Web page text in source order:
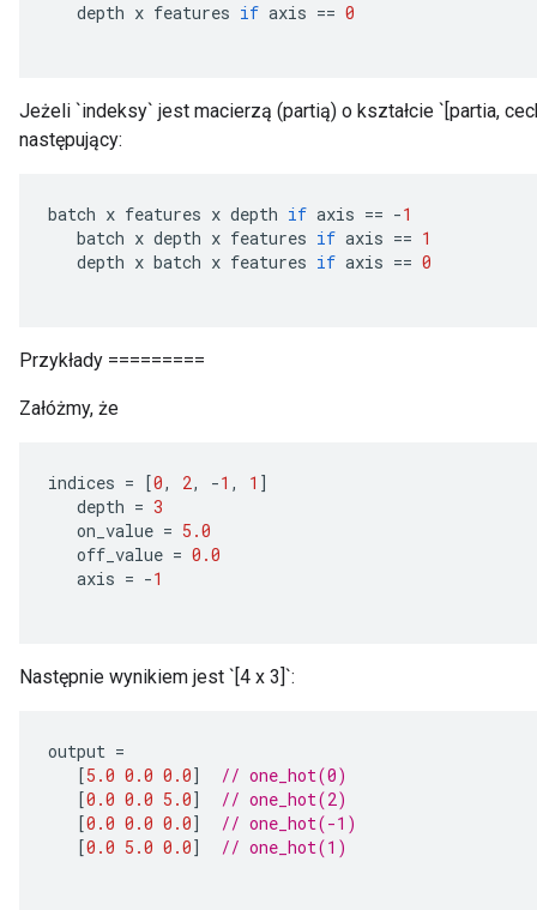
depth x features if axis == 0
Jeżeli `indeksy` jest macierzą (partią) o kształcie `[partia,
następujący:
batch x features x depth if axis == -1
batch x depth x features if axis == 1
depth x batch x features if axis == 0
Przykłady =========
Załóżmy, że
indices = [0, 2, -1 , 1 ]
depth = 3
on_value = 5.0
off_value = 0.0
axis = -1
Następnie wynikiem jest `[4 x 3]`:
output =
[5.0 0.0 0.0]
// one_hot(0)
[0.0 0.0 5.0]
// one_hot(2)
[0.0 0.0 0.0]
// one_hot(-1)
[0.0 5.0 0.0] // one_hot(1)